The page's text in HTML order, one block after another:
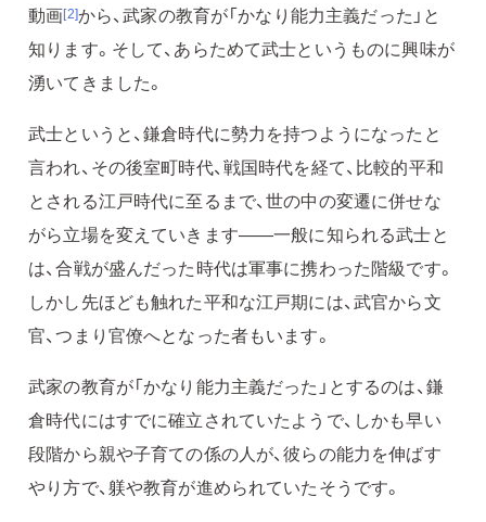
動画[2]から、武家の教育が「かなり能力主義だった」と
知ります。そして、あらためて武士というものに興味が
湧いてきました。
武士というと、鎌倉時代に勢力を持つようになったと
言われ、その後室町時代、戦国時代を経て、比較的平和
とされる江戸時代に至るまで、世の中の変遷に併せな
がら立場を変えていきます——一般に知られる武士と
は、合戦が盛んだった時代は軍事に携わった階級です。
しかし先ほども触れた平和な江戸期には、武官から文
官、つまり官僚へとなった者もいます。
武家の教育が「かなり能力主義だった」とするのは、鎌
倉時代にはすでに確立されていたようで、しかも早い
段階から親や子育ての係の人が、彼らの能力を伸ばす
やり方で、躾や教育が進められていたそうです。